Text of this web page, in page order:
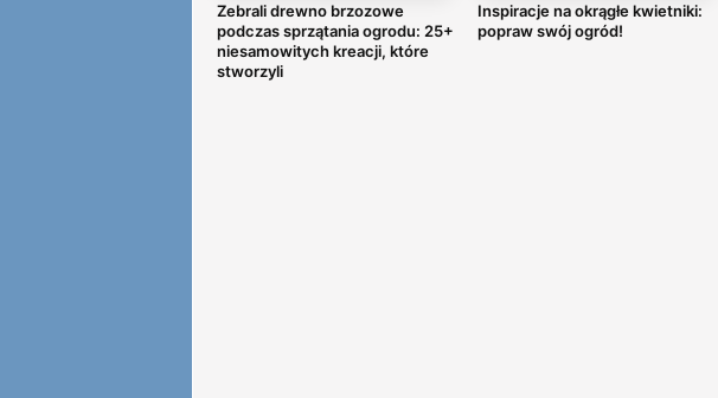
Zebrali drewno brzozowe
podczas sprzątania ogrodu: 25+
niesamowitych kreacji, które
stworzyli
Inspiracje na okrągłe kwietniki:
popraw swój ogród!